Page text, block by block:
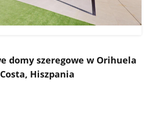
domy szeregowe w Orihuela
Costa, Hiszpania